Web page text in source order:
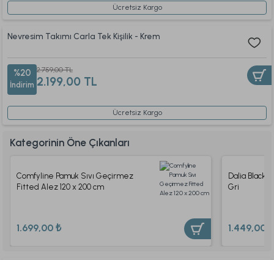
Ücretsiz Kargo
Nevresim Takımı Carla Tek Kişilik - Krem
%20
İndirim
2.759,00 TL
2.199,00 TL
Ücretsiz Kargo
Kategorinin Öne Çıkanları
Comfyline Pamuk Sıvı Geçirmez
Fitted Alez 120 x 200 cm
1.699,00 ₺
Dalia
Gri
1.449,00 ₺